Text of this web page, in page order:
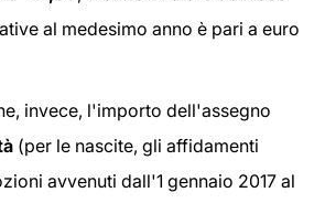
al medesimo anno è pari a euro
invece, l'importo dell'assegno
(per le nascite, gli affidamenti
avvenuti dall'1 gennaio 2017 al